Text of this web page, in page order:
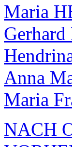
Maria
Anna
Maria
NACH